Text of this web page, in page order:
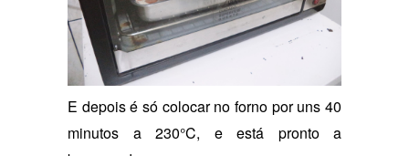
E depois é só colocar no forno por uns 40
minutos a 230°C, e está pronto a